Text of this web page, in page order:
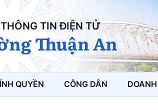
TIN ĐIỆN TỬ
Thuận An
QUYỀN CÔNG DÂN